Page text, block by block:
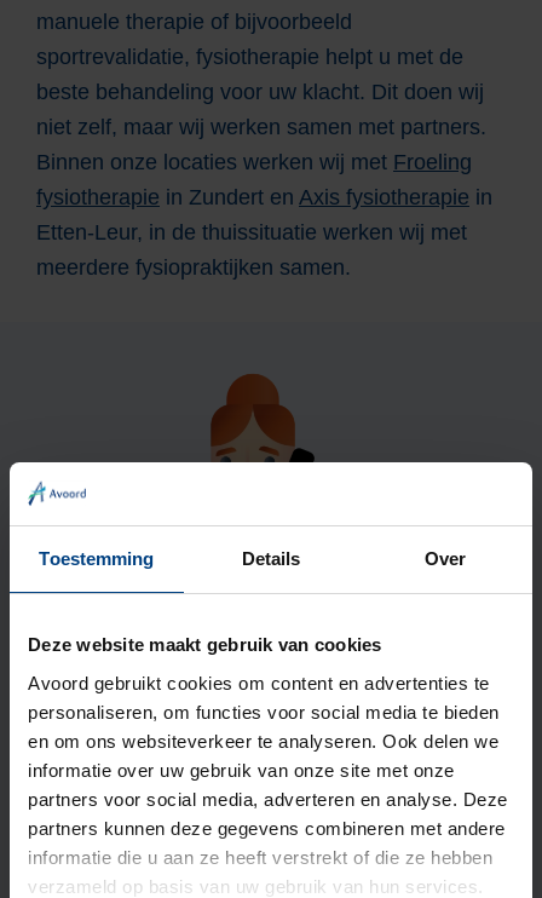
Toestemming Details Over
Deze website maakt gebruik van cookies
Avoord gebruikt cookies om content en advertenties te
personaliseren, om functies voor social media te bieden
en om ons websiteverkeer te analyseren. Ook delen we
informatie over uw gebruik van onze site met onze
partners voor social media, adverteren en analyse. Deze
partners kunnen deze gegevens combineren met andere
informatie die u aan ze heeft verstrekt of die ze hebben
verzameld op basis van uw gebruik van hun services.
manuele therapie of bijvoorbeeld
sportrevalidatie, fysiotherapie helpt u met de
beste behandeling voor uw klacht. Dit doen wij
niet zelf, maar wij werken samen met partners.
Binnen onze locaties werken wij met Froeling
fysiotherapie in Zundert en Axis fysiotherapie in
Etten-Leur, in de thuissituatie werken wij met
meerdere fysiopraktijken samen.
Meer weten?
Wilt u meer informatie over de mogelijkheden
van fysiotherapie? Neem dan contact op met
ons paramedisch secretariaat via076-532 58
59ofsecretariaat.paramedici@avoord.nl .